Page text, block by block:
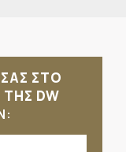
ΣΤΟ
DW